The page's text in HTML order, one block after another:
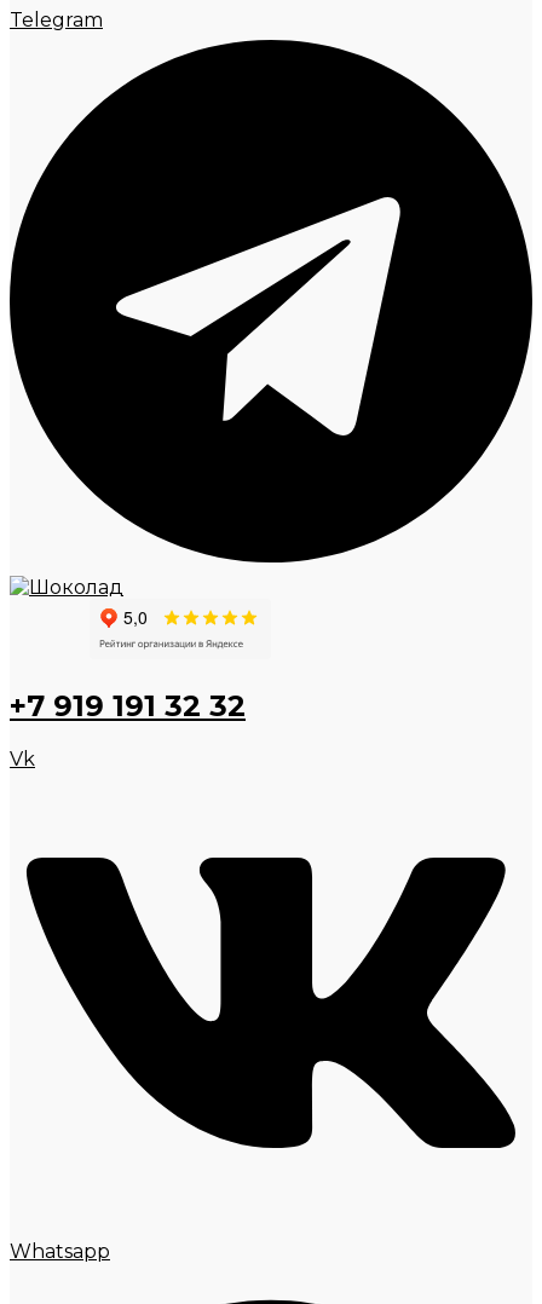
Telegram
+7 919 191 32 32
Vk
Whatsapp